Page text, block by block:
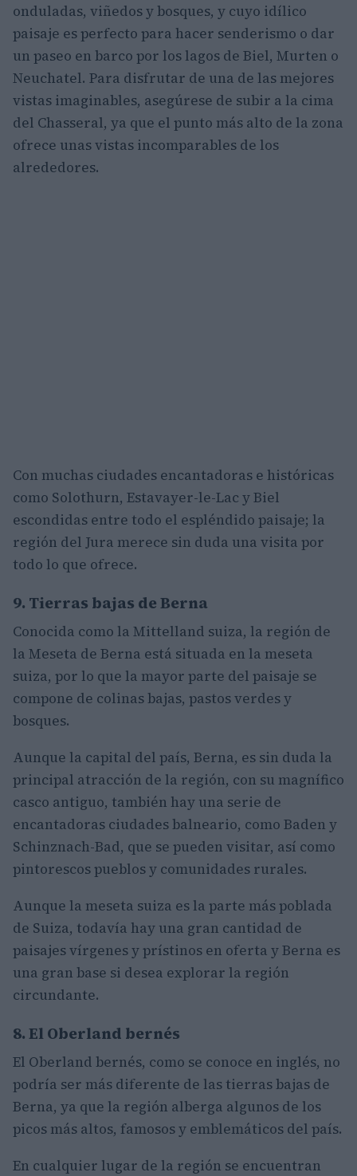
onduladas, viñedos y bosques, y cuyo idílico
paisaje es perfecto para hacer senderismo o dar
un paseo en barco por los lagos de Biel, Murten o
Neuchatel. Para disfrutar de una de las mejores
vistas imaginables, asegúrese de subir a la cima
del Chasseral, ya que el punto más alto de la zona
ofrece unas vistas incomparables de los
alrededores.
Con muchas ciudades encantadoras e históricas
como Solothurn, Estavayer-le-Lac y Biel
escondidas entre todo el espléndido paisaje; la
región del Jura merece sin duda una visita por
todo lo que ofrece.
9. Tierras bajas de Berna
Conocida como la Mittelland suiza, la región de
la Meseta de Berna está situada en la meseta
suiza, por lo que la mayor parte del paisaje se
compone de colinas bajas, pastos verdes y
bosques.
Aunque la capital del país, Berna, es sin duda la
principal atracción de la región, con su magnífico
casco antiguo, también hay una serie de
encantadoras ciudades balneario, como Baden y
Schinznach-Bad, que se pueden visitar, así como
pintorescos pueblos y comunidades rurales.
Aunque la meseta suiza es la parte más poblada
de Suiza, todavía hay una gran cantidad de
paisajes vírgenes y prístinos en oferta y Berna es
una gran base si desea explorar la región
circundante.
8. El Oberland bernés
El Oberland bernés, como se conoce en inglés, no
podría ser más diferente de las tierras bajas de
Berna, ya que la región alberga algunos de los
picos más altos, famosos y emblemáticos del país.
En cualquier lugar de la región se encuentran